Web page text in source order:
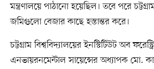
মন্ত্রণালয়ে পাঠানো হয়েছিল। তবে পরে
জমিগুলো বেজার কাছে হস্তান্তর করে।
চট্টগ্রাম বিশ্ববিদ্যালয়ের ইনস্টিটিউট অব
এনভায়রনমেন্টাল সায়েন্সের অধ্যাপক মো.